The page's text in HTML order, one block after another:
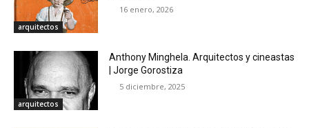
arquitectos
16 enero, 2026
arquitectos
Anthony Minghela. Arquitectos y cineastas
| Jorge Gorostiza
5 diciembre, 2025